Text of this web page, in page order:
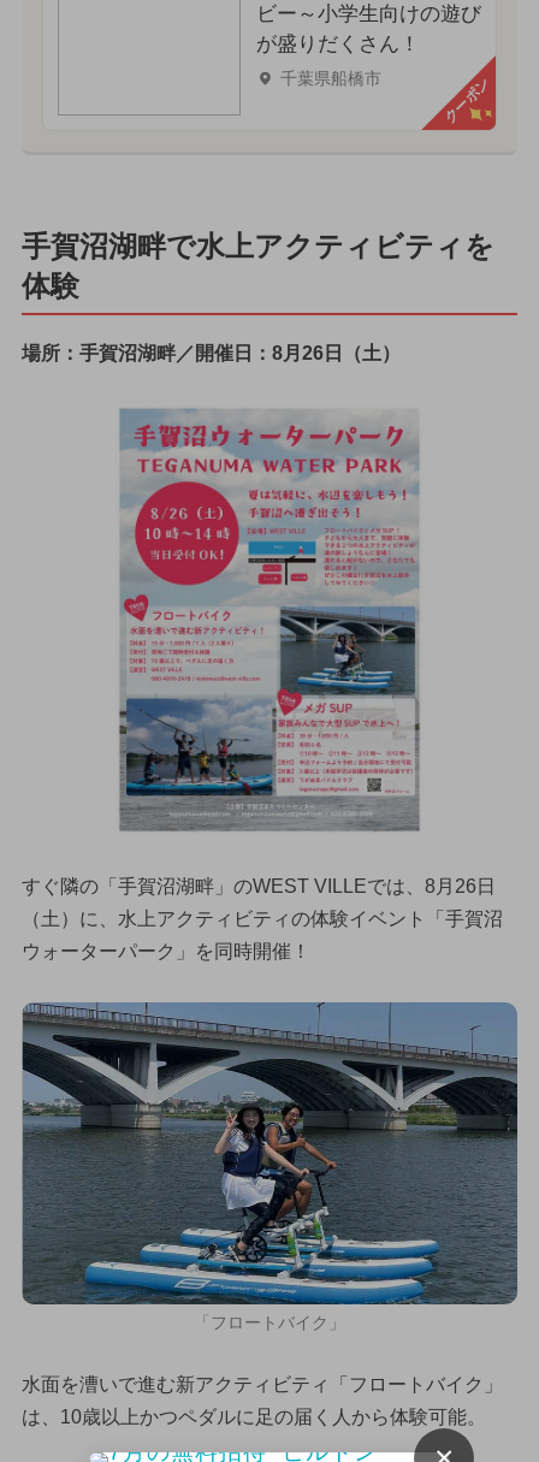
ビー～小学生向けの遊び
が盛りだくさん！
千葉県船橋市 クーポン
手賀沼湖畔で水上アクティビティを
体験
場所：手賀沼湖畔／開催日：8月26日（土）
すぐ隣の「手賀沼湖畔」のWEST VILLEでは、8月26日
（土）に、水上アクティビティの体験イベント「手賀沼
ウォーターパーク」を同時開催！
「フロートバイク」
水面を漕いで進む新アクティビティ「フロートバイク」
は、10歳以上かつペダルに足の届く人から体験可能。